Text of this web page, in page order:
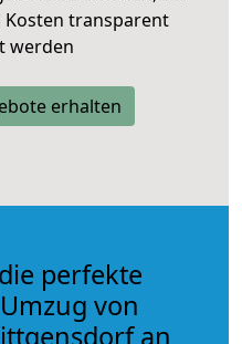
Kosten transparent
werden
erhalten
perfekte
von
an